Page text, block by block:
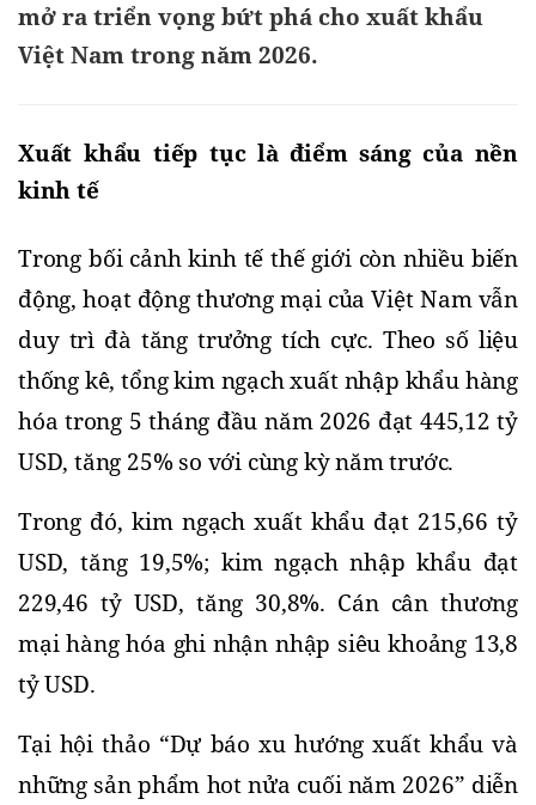
mở ra triển vọng bứt phá cho xuất khẩu
Việt Nam trong năm 2026.
Xuất khẩu tiếp tục là điểm sáng của nền
kinh tế
Trong bối cảnh kinh tế thế giới còn nhiều biến
động, hoạt động thương mại của Việt Nam vẫn
duy trì đà tăng trưởng tích cực. Theo số liệu
thống kê, tổng kim ngạch xuất nhập khẩu hàng
hóa trong 5 tháng đầu năm 2026 đạt 445,12 tỷ
USD, tăng 25% so với cùng kỳ năm trước.
Trong đó, kim ngạch xuất khẩu đạt 215,66 tỷ
USD, tăng 19,5%; kim ngạch nhập khẩu đạt
229,46 tỷ USD, tăng 30,8%. Cán cân thương
mại hàng hóa ghi nhận nhập siêu khoảng 13,8
tỷ USD.
Tại hội thảo “Dự báo xu hướng xuất khẩu và
những sản phẩm hot nửa cuối năm 2026” diễn